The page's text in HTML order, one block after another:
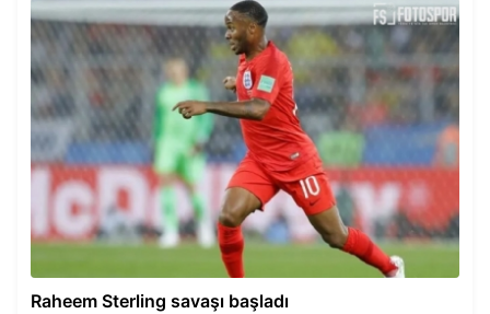
Raheem Sterling savaşı başladı